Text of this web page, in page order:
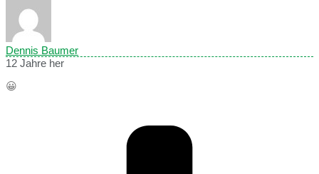
Dennis Baumer
12 Jahre her
😀